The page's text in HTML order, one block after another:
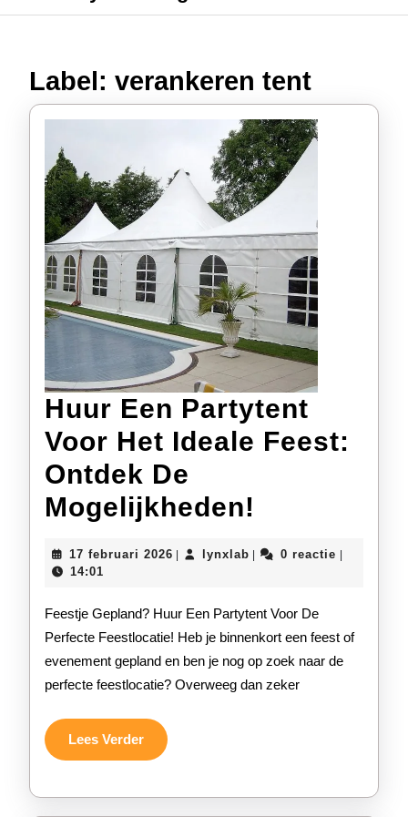
Label: verankeren tent
Huur Een Partytent
Voor Het Ideale Feest:
Ontdek De
Mogelijkheden!
Partytent
Voor
Het
Ideale
17 februari 2026 17
lynxlablynxlab0 reactie
14:01
Feestje Gepland? Huur Een Partytent Voor De
Perfecte Feestlocatie! Heb je binnenkort een feest of
evenement gepland en ben je nog op zoek naar de
perfecte feestlocatie? Overweeg dan zeker
Lees VerderLees
Verder